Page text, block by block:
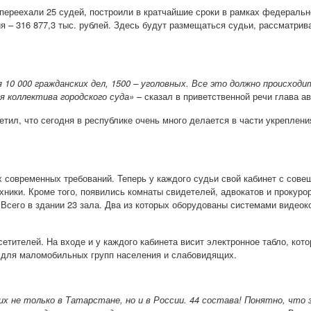
25 судей, построили в кратчайшие сроки в рамках
316 877,3 тыс. рублей. Здесь будут размещаться судьи,
000 гражданских дел, 1500 – уголовных. Все это должно
городского суда» – сказал в приветственной речи глава
что сегодня в республике очень много делается в части
требований. Теперь у каждого судьи свой кабинет с
Кроме того, появились комнаты свидетелей, адвокатов и
в здании 23 зала. Два из которых оборудованы системами
На входе и у каждого кабинета висит электронное табло,
маломобильных групп населения и слабовидящих.
не только в Татарстане, но и в России. 44 состава! Понятно, что